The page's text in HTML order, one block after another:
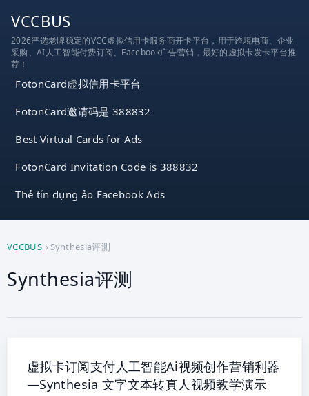
VCCBUS
2026严选老牌稳定的VCC虚拟信用卡服务商开卡平台，用于跨境电商、企业
采购、AI人工智能付费订阅、Facebook广告营销，最好的虚拟卡发卡平台推
荐！
FotonCard虚拟信用卡平台
FotonCard邀请码是 388832
Best Virtual Cards for Ads
FotonCard Invitation Code is 388832
Thẻ tín dụng ảo Facebook Ads
VCCBUS › Synthesia评测
Synthesia评测
虚拟卡订阅支付人工智能Ai视频创作营销利器
—Synthesia 文字文本转真人视频教学演示